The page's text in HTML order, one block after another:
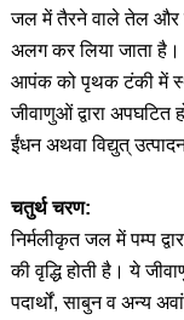
जल में तैरने वाले तेल और
अलग कर लिया जाता है।
आपंक को पृथक टंकी में
जीवाणुओं द्वारा अपघटित
ईंधन अथवा विद्युत्
चतुर्थ चरण:
निर्मलीकृत जल में पम्प
की वृद्धि होती है। ये
पदार्थों, साबुन व अन्य